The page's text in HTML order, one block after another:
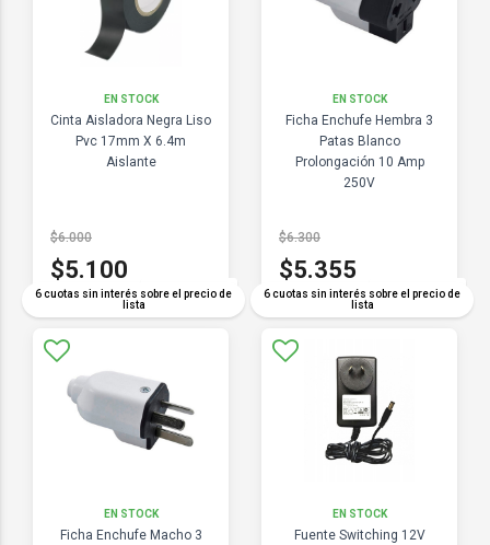
EN STOCK
Cinta Aisladora Negra Liso
Pvc 17mm X 6.4m
Aislante
6 cuotas sin interés sobre el precio de
lista
$6.000
$5.100
COMPARAR
EN STOCK
Ficha Enchufe Hembra 3
Patas Blanco
Prolongación 10 Amp
250V
6 cuotas sin interés sobre el precio de
lista
$6.300
$5.355
COMPARAR
EN STOCK
Ficha Enchufe Macho 3
EN STOCK
Fuente Switching 12V